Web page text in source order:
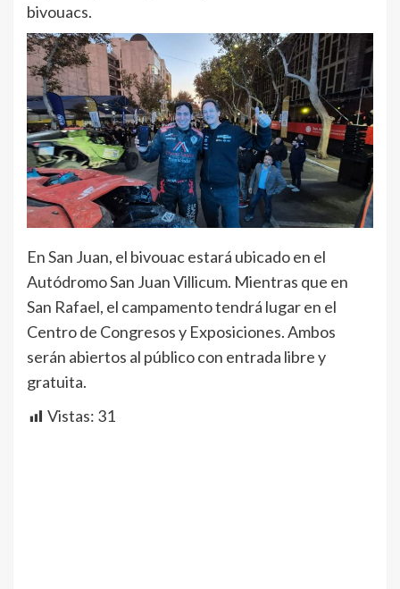
bivouacs.
En San Juan, el bivouac estará ubicado en el
Autódromo San Juan Villicum. Mientras que en
San Rafael, el campamento tendrá lugar en el
Centro de Congresos y Exposiciones. Ambos
serán abiertos al público con entrada libre y
gratuita.
Vistas: 31